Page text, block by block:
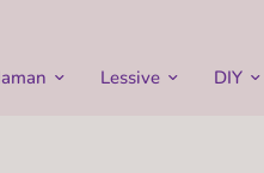
Lessive DIY